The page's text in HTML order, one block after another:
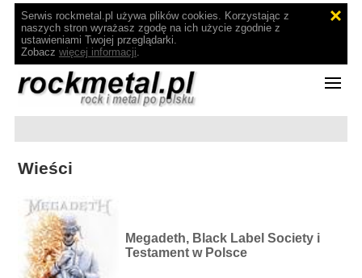
Serwis rockmetal.pl używa plików cookies. Korzystając z
naszych stron wyrażasz zgodę na ich użycie zgodnie z
ustawieniami Twojej przeglądarki.
Zobacz więcej informacji.
Wieści
Megadeth, Black Label Society i
Testament w Polsce